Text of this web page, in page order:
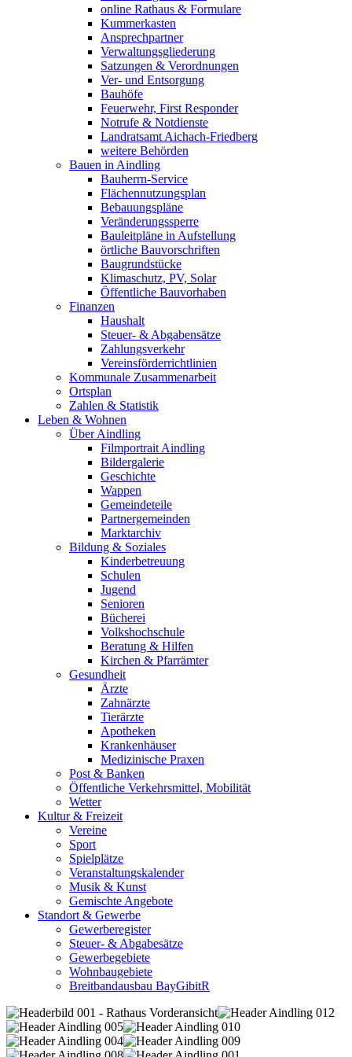
online Rathaus & Formulare
Kummerkasten
Ansprechpartner
Verwaltungsgliederung
Satzungen & Verordnungen
Ver- und Entsorgung
Bauhöfe
Feuerwehr, First Responder
Notrufe & Notdienste
Landratsamt Aichach-Friedberg
weitere Behörden
Bauen in Aindling
Bauherrn-Service
Flächennutzungsplan
Bebauungspläne
Veränderungssperre
Bauleitpläne in Aufstellung
örtliche Bauvorschriften
Baugrundstücke
Klimaschutz, PV, Solar
Öffentliche Bauvorhaben
Finanzen
Haushalt
Steuer- & Abgabensätze
Zahlungsverkehr
Vereinsförderrichtlinien
Kommunale Zusammenarbeit
Ortsplan
Zahlen & Statistik
Leben & Wohnen
Über Aindling
Filmportrait Aindling
Bildergalerie
Geschichte
Wappen
Gemeindeteile
Partnergemeinden
Marktarchiv
Bildung & Soziales
Kinderbetreuung
Schulen
Jugend
Senioren
Bücherei
Volkshochschule
Beratung & Hilfen
Kirchen & Pfarrämter
Gesundheit
Ärzte
Zahnärzte
Tierärzte
Apotheken
Krankenhäuser
Medizinische Praxen
Post & Banken
Öffentliche Verkehrsmittel, Mobilität
Wetter
Kultur & Freizeit
Vereine
Sport
Spielplätze
Veranstaltungskalender
Musik & Kunst
Gemischte Angebote
Standort & Gewerbe
Gewerberegister
Steuer- & Abgabesätze
Gewerbegebiete
Wohnbaugebiete
Breitbandausbau BayGibitR